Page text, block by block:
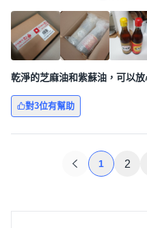
乾淨的芝麻油和紫蘇油，可以
對3位有幫助
1 2